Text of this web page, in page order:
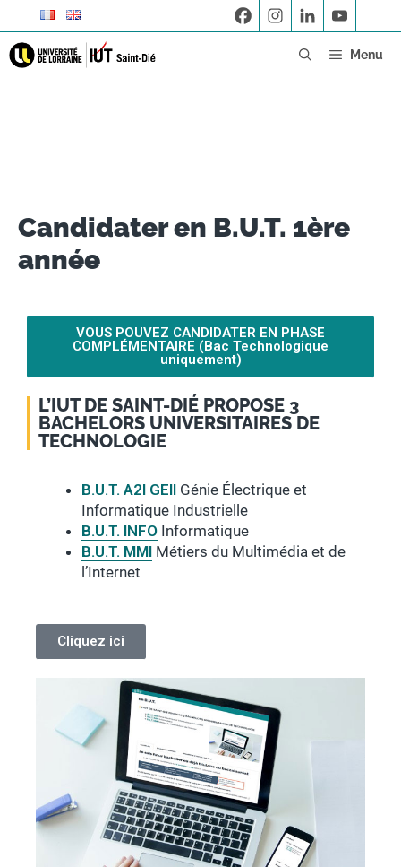
Menu
Candidater en B.U.T. 1ère
année
VOUS POUVEZ CANDIDATER EN PHASE
COMPLÉMENTAIRE (Bac Technologique
uniquement)
L’IUT DE SAINT-DIÉ PROPOSE 3
BACHELORS UNIVERSITAIRES DE
TECHNOLOGIE
B.U.T. A2I GEII Génie Électrique et
Informatique Industrielle
B.U.T. INFO Informatique
B.U.T. MMI Métiers du Multimédia et de
l’Internet
Cliquez ici